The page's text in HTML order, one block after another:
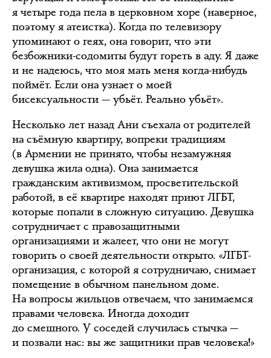
я четыре года пела в церковном хоре (наверное,
поэтому я атеистка). Когда по телевизору
упоминают о геях, она говорит, что эти
безбожники-содомиты будут гореть в аду. Я даже
и не надеюсь, что моя мать меня когда-нибудь
поймёт. Если она узнает о моей
бисексуальности — убьёт. Реально убьёт».
Несколько лет назад Ани съехала от родителей
на съёмную квартиру, вопреки традициям
(в Армении не принято, чтобы незамужняя
девушка жила одна). Она занимается
гражданским активизмом, просветительской
работой, в её квартире находят приют ЛГБТ,
которые попали в сложную ситуацию. Девушка
сотрудничает с правозащитными
организациями и жалеет, что они не могут
говорить о своей деятельности открыто. «ЛГБТ-
организация, с которой я сотрудничаю, снимает
помещение в обычном панельном доме.
На вопросы жильцов отвечаем, что занимаемся
правами человека. Иногда доходит
до смешного. У соседей случилась стычка —
и позвали нас: вы же защитники прав человека!»